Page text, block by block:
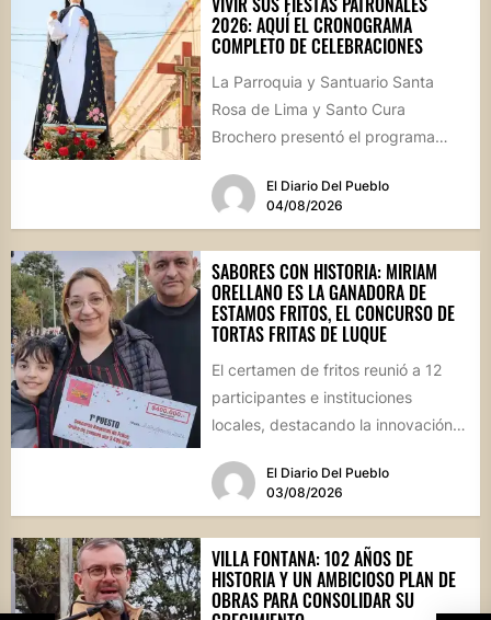
2026: AQUÍ EL CRONOGRAMA
COMPLETO DE CELEBRACIONES
La Parroquia y Santuario Santa
Rosa de Lima y Santo Cura
Brochero presentó el programa
El Diario Del Pueblo
04/08/2026
SABORES CON HISTORIA: MIRIAM
ORELLANO ES LA GANADORA DE
ESTAMOS FRITOS, EL CONCURSO DE
TORTAS FRITAS DE LUQUE
El certamen de fritos reunió a 12
participantes e instituciones
locales, destacando la innovación
El Diario Del Pueblo
03/08/2026
VILLA FONTANA: 102 AÑOS DE
HISTORIA Y UN AMBICIOSO PLAN DE
OBRAS PARA CONSOLIDAR SU